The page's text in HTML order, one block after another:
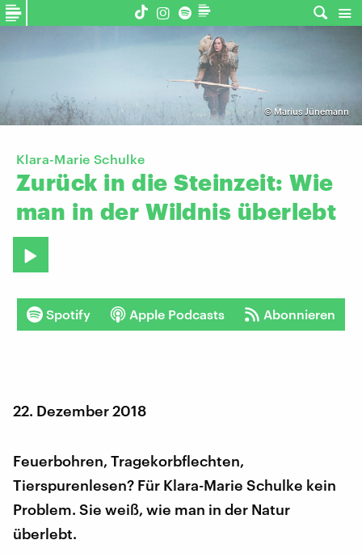
© Marius Jünemann
Klara-Marie Schulke
Zurück in die Steinzeit: Wie
man in der Wildnis überlebt
Spotify Apple Podcasts Abonnieren
22. Dezember 2018
Feuerbohren, Tragekorbflechten,
Tierspurenlesen? Für Klara-Marie Schulke kein
Problem. Sie weiß, wie man in der Natur
überlebt.